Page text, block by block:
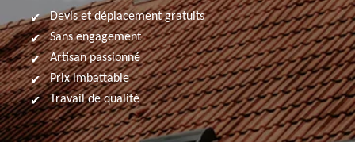
Devis et déplacement gratuits
Sans engagement
Artisan passionné
Prix imbattable
Travail de qualité